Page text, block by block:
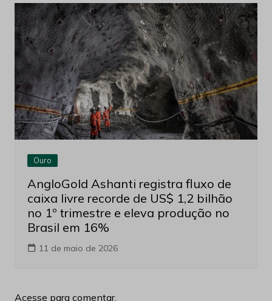
Ouro
AngloGold Ashanti registra fluxo de
caixa livre recorde de US$ 1,2 bilhão
no 1º trimestre e eleva produção no
Brasil em 16%
11 de maio de 2026
Acesse para comentar.